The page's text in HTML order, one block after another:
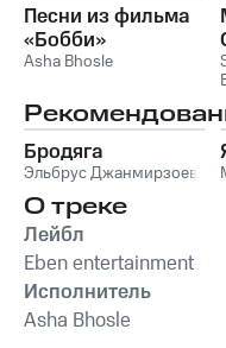
Песни из фильма
«Бобби»
Asha Bhosle
Бродяга
Эльбрус Джанмирзоев
О треке
Лейбл
Eben entertainment
Исполнитель
Asha Bhosle